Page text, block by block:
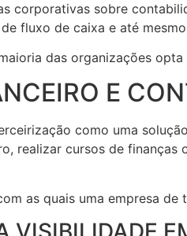
corporativas sobre
fluxo de caixa e até
das organizações
E
como uma
realizar cursos de
as quais uma empresa